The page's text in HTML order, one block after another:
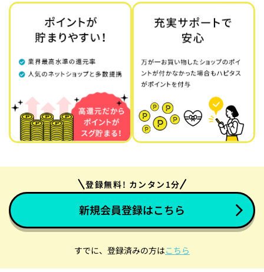
登録無料! カンタン1分
新規会員登録はこちら
すでに、登録済みの方はこちら